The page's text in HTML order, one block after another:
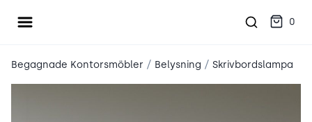
Öppna meny 0
Begagnade Kontorsmöbler / Belysning / Skrivbordslampa